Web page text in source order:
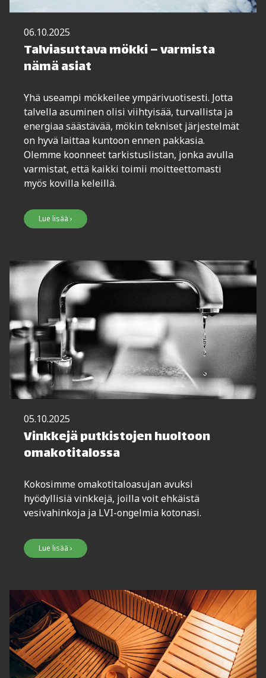
06.10.2025
Talviasuttava mökki – varmista
nämä asiat
Yhä useampi mökkeilee ympärivuotisesti. Jotta
talvella asuminen olisi viihtyisää, turvallista ja
energiaa säästävää, mökin tekniset järjestelmät
on hyvä laittaa kuntoon ennen pakkasia.
Olemme koonneet tarkistuslistan, jonka avulla
varmistat, että kaikki toimii moitteettomasti
myös kovilla keleillä.
Lue lisää ›
05.10.2025
Vinkkejä putkistojen huoltoon
omakotitalossa
Kokosimme omakotitaloasujan avuksi
hyödyllisiä vinkkejä, joilla voit ehkäistä
vesivahinkoja ja LVI-ongelmia kotonasi.
Lue lisää ›